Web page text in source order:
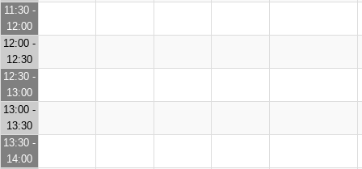
11:30 -
12:00
12:00 -
12:30
12:30 -
13:00
13:00 -
13:30
13:30 -
14:00